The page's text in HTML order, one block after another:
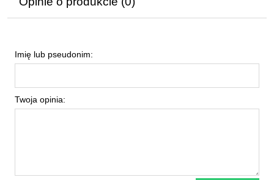
Imię lub pseudonim:
Twoja opinia: